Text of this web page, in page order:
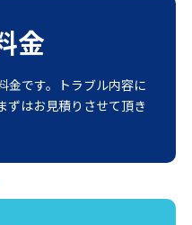
金
金です。トラブル内容に
ずはお見積りさせて頂き